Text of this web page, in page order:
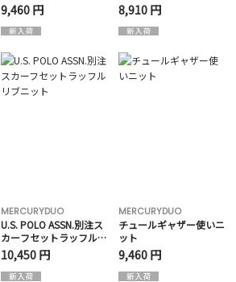
9,460 円 8,910 円
MERCURYDUO
U.S. POLO ASSN.別注ス
カーフセットラッフルリ
ブニット
10,450 円
MERCURYDUO
チュールギャザー使いニ
ット
9,460 円